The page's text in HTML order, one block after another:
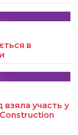
в
взяла участь у